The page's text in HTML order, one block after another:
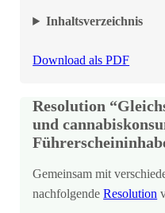
Inhaltsverzeichnis
Download als PDF
Resolution
und
Gemeinsam mit
nachfolgendeResolution